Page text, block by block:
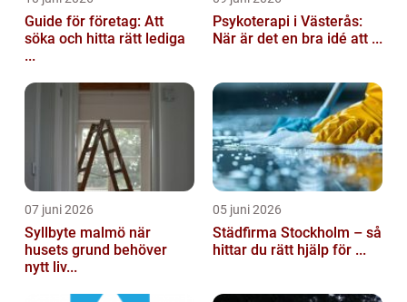
Guide för företag: Att
söka och hitta rätt lediga
...
Psykoterapi i Västerås:
När är det en bra idé att ...
07 juni 2026
Syllbyte malmö när
husets grund behöver
nytt liv...
05 juni 2026
Städfirma Stockholm – så
hittar du rätt hjälp för ...